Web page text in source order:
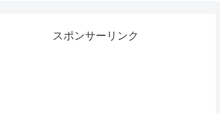
スポンサーリンク